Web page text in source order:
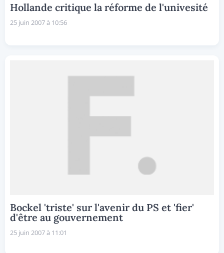
Hollande critique la réforme de l'univesité
25 juin 2007 à 10:56
Bockel 'triste' sur l'avenir du PS et 'fier'
d'être au gouvernement
25 juin 2007 à 11:01